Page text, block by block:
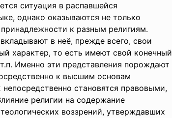
ситуация в распавшейся
однако оказываются не только
к разным религиям.
в неё, прежде всего, свои
характер, то есть имеют свой конечный
Именно эти представления порождают
к высшим основам
становятся правовыми,
религии на содержание
воззрений, утверждавших